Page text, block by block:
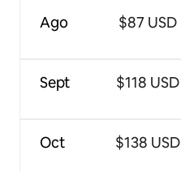
Ago
Sept
Oct
$87 USD
$118 USD
$138 USD